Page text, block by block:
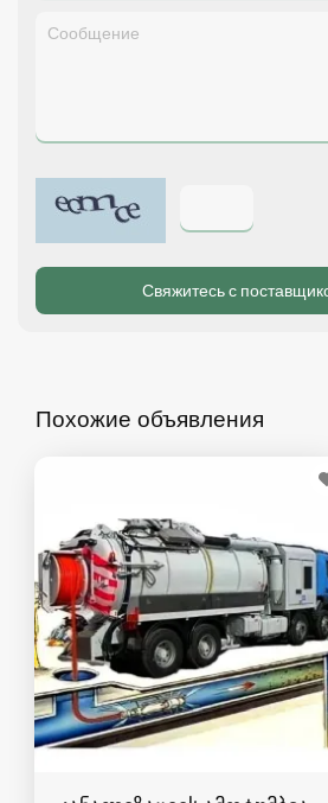
Похожие объявления